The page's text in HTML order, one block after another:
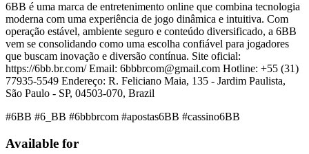
6BB é uma marca de entretenimento online que combina tecnologia
moderna com uma experiência de jogo dinâmica e intuitiva. Com
operação estável, ambiente seguro e conteúdo diversificado, a 6BB
vem se consolidando como uma escolha confiável para jogadores
que buscam inovação e diversão contínua. Site oficial:
https://6bb.br.com/ Email: 6bbbrcom@gmail.com Hotline: +55 (31)
77935-5549 Endereço: R. Feliciano Maia, 135 - Jardim Paulista,
São Paulo - SP, 04503-070, Brazil
#6BB #6_BB #6bbbrcom #apostas6BB #cassino6BB
Available for